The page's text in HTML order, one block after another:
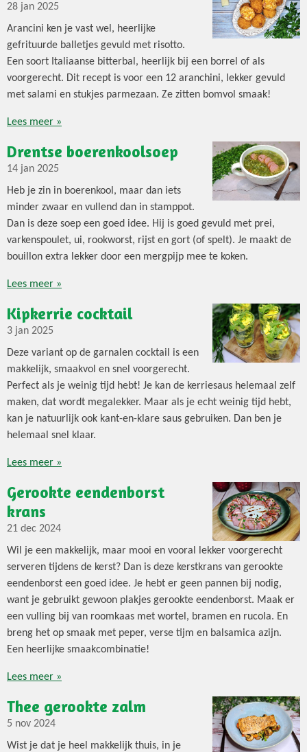
28 jan 2025
Arancini ken je vast wel, heerlijke
gefrituurde balletjes gevuld met risotto.
Een soort Italiaanse bitterbal, heerlijk bij een borrel of als
voorgerecht. Dit recept is voor een 12 aranchini, lekker gevuld
met salami en stukjes parmezaan. Ze zitten bomvol smaak!
Lees meer »
Drentse boerenkoolsoep
14 jan 2025
Heb je zin in boerenkool, maar dan iets
minder zwaar en vullend dan in stamppot.
Dan is deze soep een goed idee. Hij is goed gevuld met prei,
varkenspoulet, ui, rookworst, rijst en gort (of spelt). Je maakt de
bouillon extra lekker door een mergpijp mee te koken.
Lees meer »
Kipkerrie cocktail
3 jan 2025
Deze variant op de garnalen cocktail is een
makkelijk, smaakvol en snel voorgerecht.
Perfect als je weinig tijd hebt! Je kan de kerriesaus helemaal zelf
maken, dat wordt megalekker. Maar als je echt weinig tijd hebt,
kan je natuurlijk ook kant-en-klare saus gebruiken. Dan ben je
helemaal snel klaar.
Lees meer »
Gerookte eendenborst
krans
21 dec 2024
Wil je een makkelijk, maar mooi en vooral lekker voorgerecht
serveren tijdens de kerst? Dan is deze kerstkrans van gerookte
eendenborst een goed idee. Je hebt er geen pannen bij nodig,
want je gebruikt gewoon plakjes gerookte eendenborst. Maak er
een vulling bij van roomkaas met wortel, bramen en rucola. En
breng het op smaak met peper, verse tijm en balsamica azijn.
Een heerlijke smaakcombinatie!
Lees meer »
Thee gerookte zalm
5 nov 2024
Wist je dat je heel makkelijk thuis, in je